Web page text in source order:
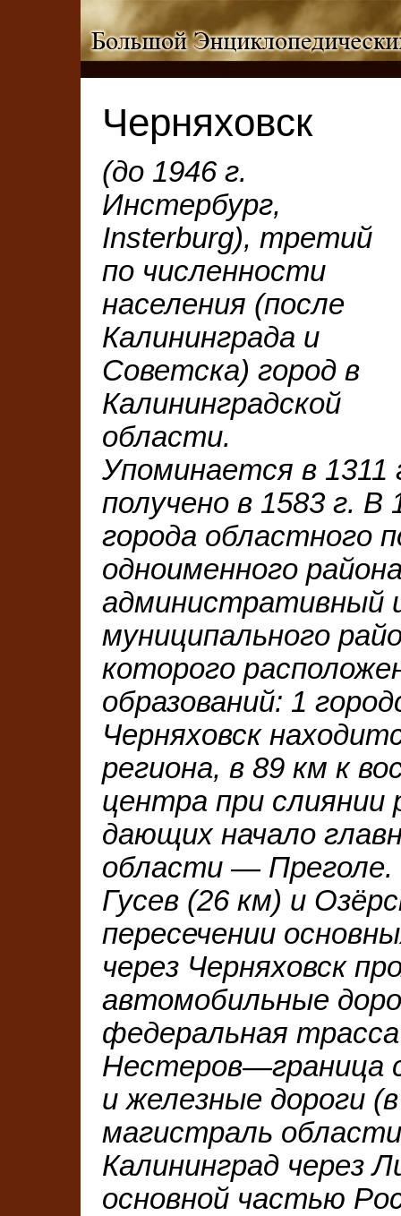
Черняховск
(до 1946 г.
Инстербург,
Insterburg), третий
по численности
населения (после
Калининграда и
Советска) город в
Калининградской
области.
Упоминается в 1311
получено в 1583 г.
города областного
одноименного
административный
муниципального
которого
образований: 1
Черняховск
региона, в 89 км к
центра при слиянии
дающих начало
области —
Гусев (26 км) и
пересечении
через Черняховск
автомобильные
федеральная
Нестеров—граница
и железные дороги
магистраль
Калининград через
основной частью